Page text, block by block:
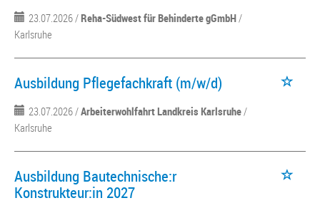
23.07.2026 /Reha-Südwest für Behinderte gGmbH/
Karlsruhe
Ausbildung Pflegefachkraft (m/w/d)
23.07.2026 /Arbeiterwohlfahrt Landkreis Karlsruhe/
Karlsruhe
Ausbildung Bautechnische:r
Konstrukteur:in 2027